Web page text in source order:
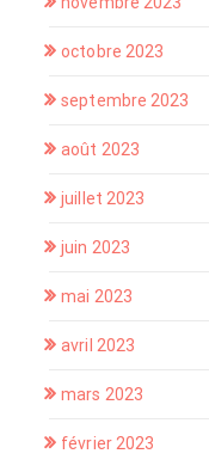
octobre 2023
septembre 2023
août 2023
juillet 2023
juin 2023
mai 2023
avril 2023
mars 2023
février 2023